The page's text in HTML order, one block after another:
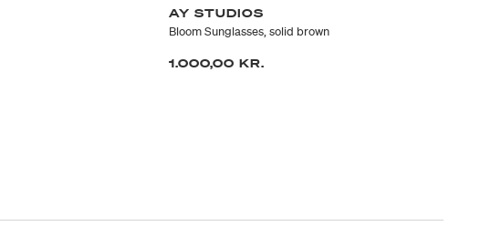
AY STUDIOS
Bloom Sunglasses, solid brown
1.000,00 KR.